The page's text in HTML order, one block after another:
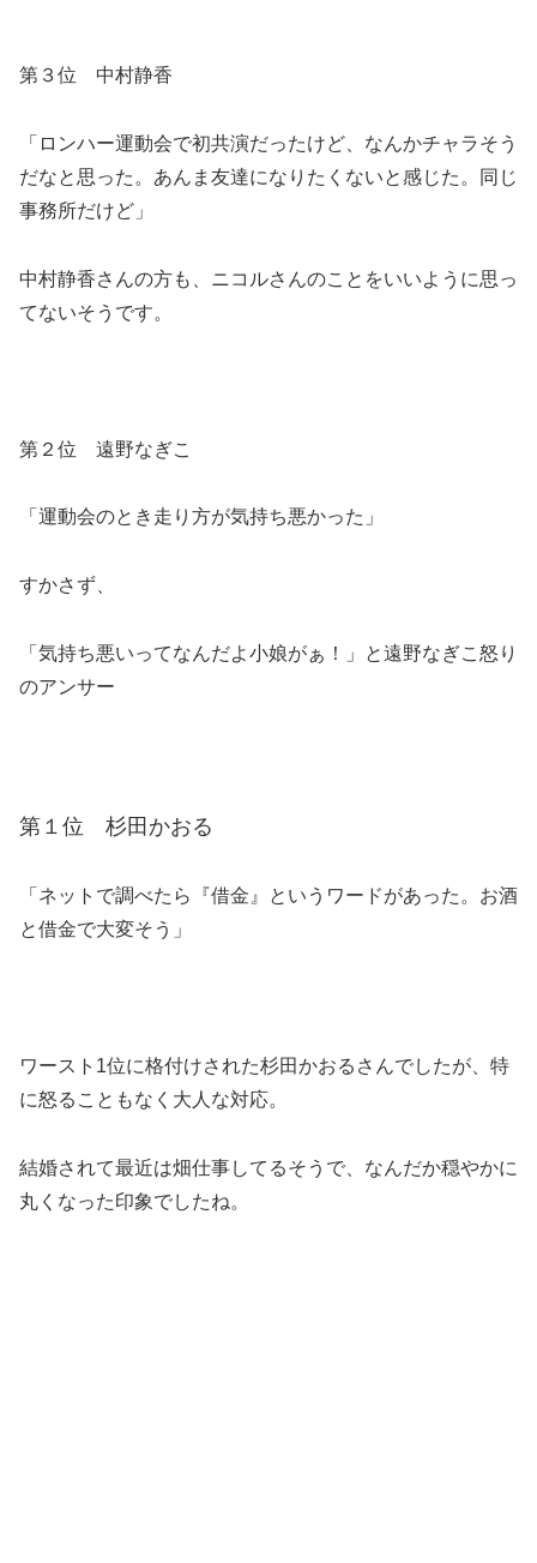
第３位 中村静香
「ロンハー運動会で初共演だったけど、なんかチャラそう
だなと思った。あんま友達になりたくないと感じた。同じ
事務所だけど」
中村静香さんの方も、ニコルさんのことをいいように思っ
てないそうです。
第２位 遠野なぎこ
「運動会のとき走り方が気持ち悪かった」
すかさず、
「気持ち悪いってなんだよ小娘がぁ！」と遠野なぎこ怒り
のアンサー
第１位 杉田かおる
「ネットで調べたら『借金』というワードがあった。お酒
と借金で大変そう」
ワースト1位に格付けされた杉田かおるさんでしたが、特
に怒ることもなく大人な対応。
結婚されて最近は畑仕事してるそうで、なんだか穏やかに
丸くなった印象でしたね。